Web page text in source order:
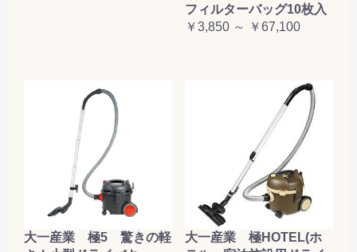
フィルターバッグ10枚入
￥3,850 ～ ￥67,100
大一産業 極5 驚きの軽
大一産業 極HOTEL(ホ